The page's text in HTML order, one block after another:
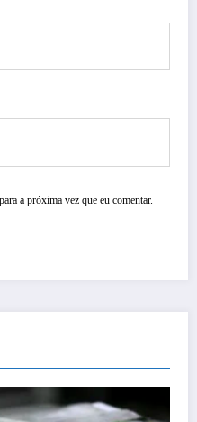
a próxima vez que eu comentar.